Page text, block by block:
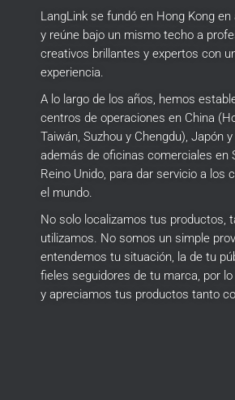
LangLink se fundó en Hong Kong
y reúne bajo un mismo techo a
creativos brillantes y expertos con
experiencia.
A lo largo de los años, hemos
centros de operaciones en China
Taiwán, Suzhou y Chengdu), Japón y
además de oficinas comerciales en
Reino Unido, para dar servicio a los
el mundo.
No solo localizamos tus productos,
utilizamos. No somos un simple
entendemos tu situación, la de tu
fieles seguidores de tu marca, por
y apreciamos tus productos tanto